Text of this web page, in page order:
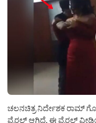
ಚಲನಚಿತ್ರ ನಿರ್ದೇಶಕ ರಾಮ್
ವೈರಲ್ ಆಗಿದೆ, ಈ ವೈರಲ್